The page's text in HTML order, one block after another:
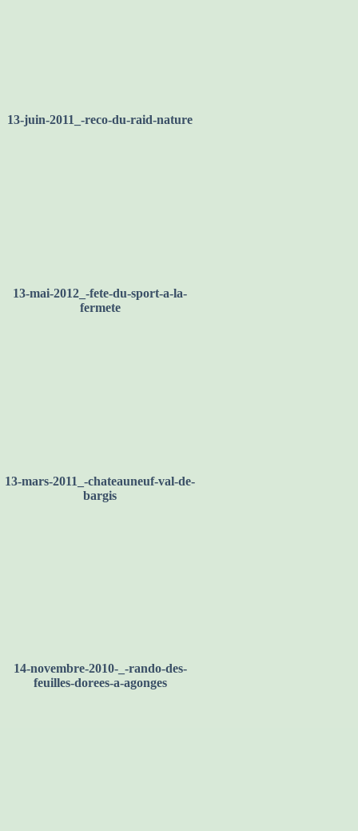
13-mai-2012_-fete-du-sport-a-la-
13-mars-2011_-chateauneuf-val-de-
14-novembre-2010-_-rando-des-